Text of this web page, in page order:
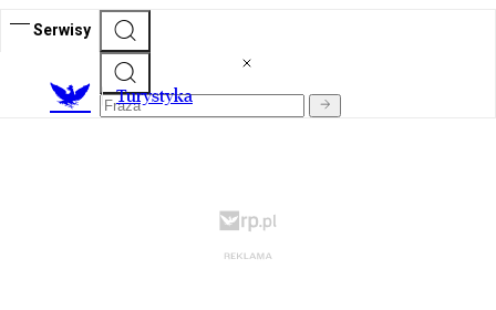
Serwisy
Turystyka